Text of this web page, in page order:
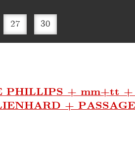
27 30
+ mm+tt +
+ PASSAGE